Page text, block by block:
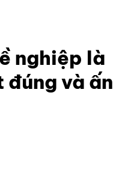
nghiệp là
và ấn